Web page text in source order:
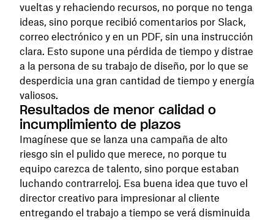
vueltas y rehaciendo recursos, no porque no tenga
ideas, sino porque recibió comentarios por Slack,
correo electrónico y en un PDF, sin una instrucción
clara. Esto supone una pérdida de tiempo y distrae
a la persona de su trabajo de diseño, por lo que se
desperdicia una gran cantidad de tiempo y energía
valiosos.
Resultados de menor calidad o
incumplimiento de plazos
Imagínese que se lanza una campaña de alto
riesgo sin el pulido que merece, no porque tu
equipo carezca de talento, sino porque estaban
luchando contrarreloj. Esa buena idea que tuvo el
director creativo para impresionar al cliente
entregando el trabajo a tiempo se verá disminuida